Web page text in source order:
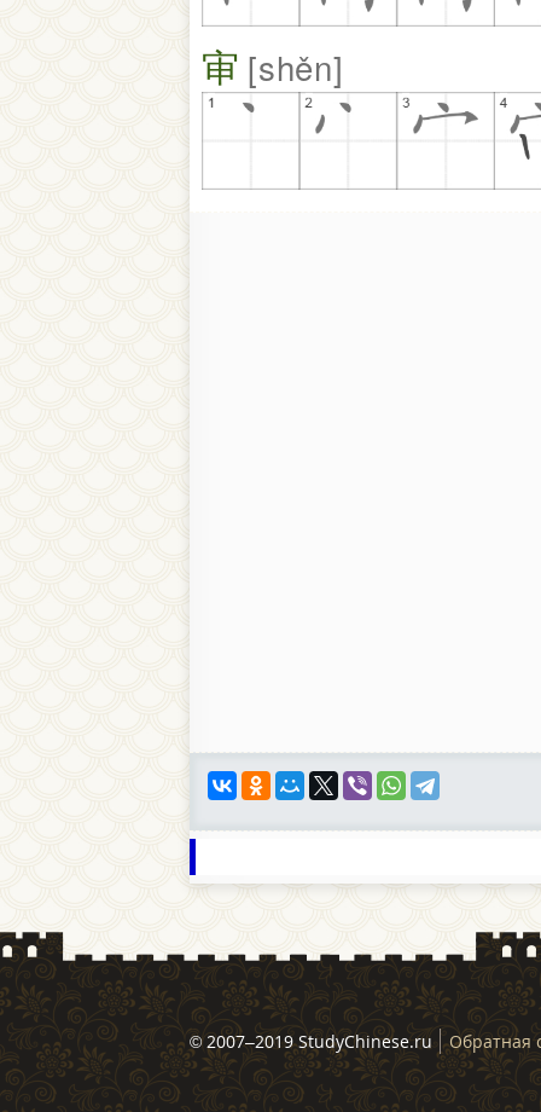
审 shěn
© 2007–2019 StudyChinese.ru Обратная